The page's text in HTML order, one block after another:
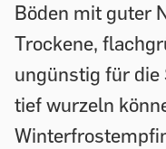
Böden mit guter
Trockene,
ungünstig für die
tief wurzeln